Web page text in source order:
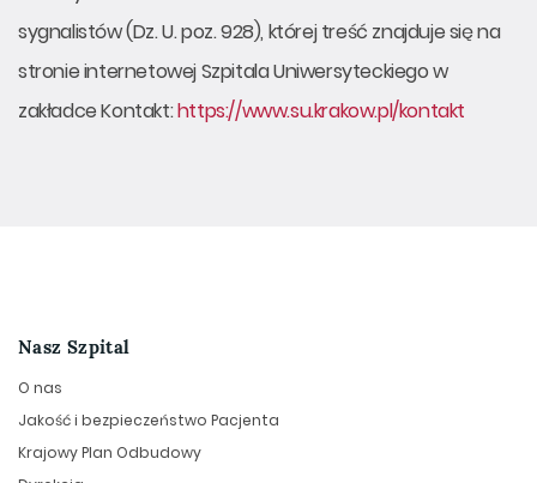
sygnalistów (Dz. U. poz. 928), której treść znajduje się na
stronie internetowej Szpitala Uniwersyteckiego w
zakładce Kontakt:https://www.su.krakow.pl/kontakt
Nasz Szpital
O nas
Jakość i bezpieczeństwo Pacjenta
Krajowy Plan Odbudowy